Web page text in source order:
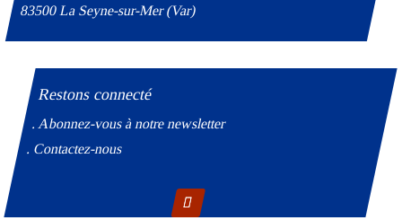
83500 La Seyne-sur-Mer (Var)
Restons connecté
. Abonnez-vous à notre newsletter
. Contactez-nous